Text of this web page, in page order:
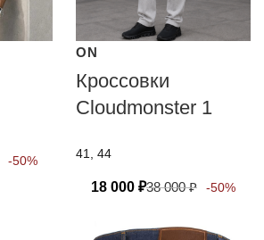
-50%
ON
Кроссовки
Cloudmonster 1
41, 44
18 000 ₽38 000₽ -50%